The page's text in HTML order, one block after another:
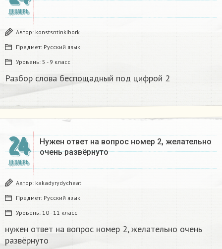
ДЕКАБРЬ
Автор: konstsntinkibork
Предмет: Русский язык
Уровень: 5 - 9 класс
Разбор слова беспощадный под цифрой 2
24
ДЕКАБРЬ
Нужен ответ на вопрос номер 2, желательно
очень развёрнуто
Автор: kakadyrydycheat
Предмет: Русский язык
Уровень: 10 - 11 класс
нужен ответ на вопрос номер 2, желательно очень
развёрнуто